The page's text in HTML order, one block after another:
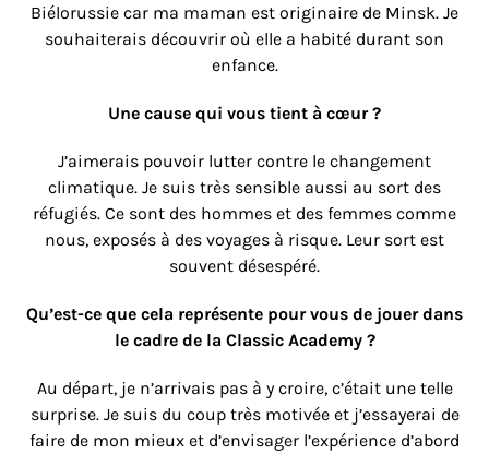
Biélorussie car ma maman est originaire de Minsk. Je
souhaiterais découvrir où elle a habité durant son
enfance.
Une cause qui vous tient à cœur ?
J’aimerais pouvoir lutter contre le changement
climatique. Je suis très sensible aussi au sort des
réfugiés. Ce sont des hommes et des femmes comme
nous, exposés à des voyages à risque. Leur sort est
souvent désespéré.
Qu’est-ce que cela représente pour vous de jouer dans
le cadre de la Classic Academy ?
Au départ, je n’arrivais pas à y croire, c’était une telle
surprise. Je suis du coup très motivée et j’essayerai de
faire de mon mieux et d’envisager l’expérience d’abord